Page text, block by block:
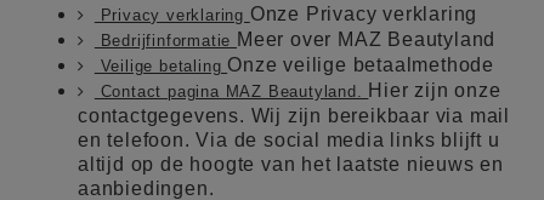
Privacy verklaring Onze Privacy verklaring
Bedrijfinformatie Meer over MAZ Beautyland
Veilige betaling Onze veilige betaalmethode
Contact pagina MAZ Beautyland.
Hier zijn onze
contactgegevens. Wij zijn bereikbaar via mail
en telefoon. Via de social media links blijft u
altijd op de hoogte van het laatste nieuws en
aanbiedingen.